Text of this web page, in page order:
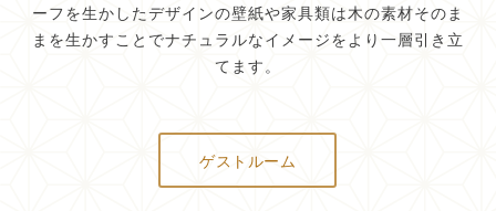
ーフを生かしたデザインの壁紙や家具類は木の素材そのま
まを生かすことでナチュラルなイメージをより一層引き立
てます。
ゲストルーム